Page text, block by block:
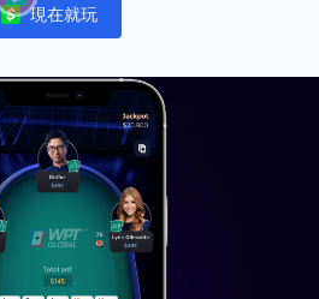
Notifications
現在就玩